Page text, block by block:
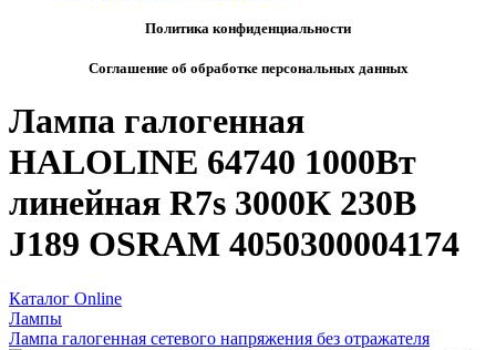
Политика конфиденциальности
Соглашение об обработке персональных данных
Лампа галогенная
HALOLINE 64740 1000Вт
линейная R7s 3000К 230В
J189 OSRAM 4050300004174
Каталог Online
Лампы
Лампа галогенная сетевого напряжения без отражателя